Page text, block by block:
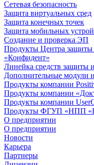
Сетевая безопасность
Защита виртуальных сред
Защита конечных точек
Защита мобильных
Создание и проверка ЭП
Продукты Центра
«Конфидент»
Линейка средств
Дополнительные модули
Продукты компании
Продукты компании
Продукты компании
Продукты ФГУП «НПП
О предприятии
О предприятии
Новости
Карьера
Партнеры